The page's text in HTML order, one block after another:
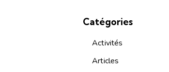
Catégories
Activités
Articles